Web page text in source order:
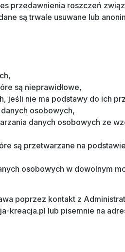
przedawnienia roszczeń
są trwale usuwane lub
są nieprawidłowe,
jeśli nie ma podstawy do ich
osobowych,
danych osobowych ze
są przetwarzane na
osobowych w dowolnym
poprzez kontakt z
kreacja.pl lub pisemnie na